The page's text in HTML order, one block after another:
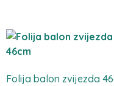
Folija balon zvijezda